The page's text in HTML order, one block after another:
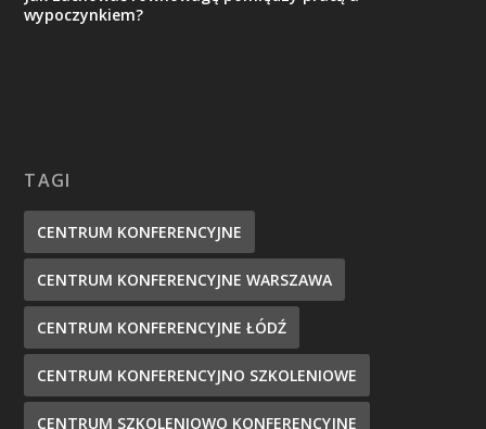
wypoczynkiem?
TAGI
CENTRUM KONFERENCYJNE
CENTRUM KONFERENCYJNE WARSZAWA
CENTRUM KONFERENCYJNE ŁÓDŹ
CENTRUM KONFERENCYJNO SZKOLENIOWE
CENTRUM SZKOLENIOWO KONFERENCYJNE